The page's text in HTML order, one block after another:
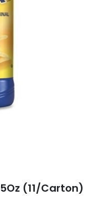
(11/Carton)